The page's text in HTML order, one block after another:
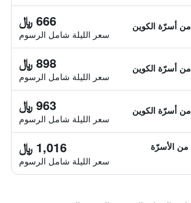
666 ﷼
سعر الليلة شامل الرسوم
898 ﷼
سعر الليلة شامل الرسوم
963 ﷼
سعر الليلة شامل الرسوم
Double room، 2 من الأسرّة
1,016 ﷼
سعر الليلة شامل الرسوم